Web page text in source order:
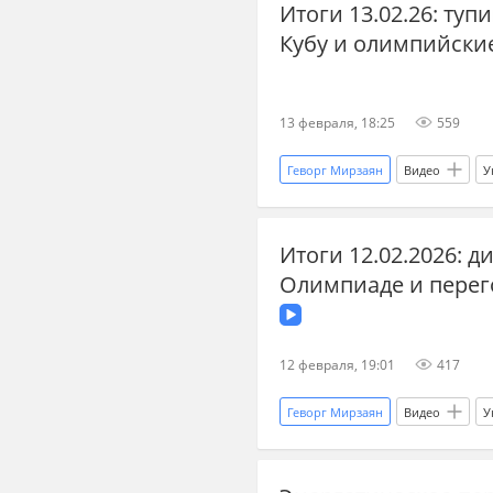
транзит бывший СССР
Итоги 13.02.26:
Кубу и
13 февраля, 18:25 559
Геворг Мирзаян Видео
Владимир Мединский
новости переговоров
Главные новости главное
Итоги 12.02.2026:
Олимпиаде и
12 февраля, 19:01 417
Геворг Мирзаян Видео
выборы спорт